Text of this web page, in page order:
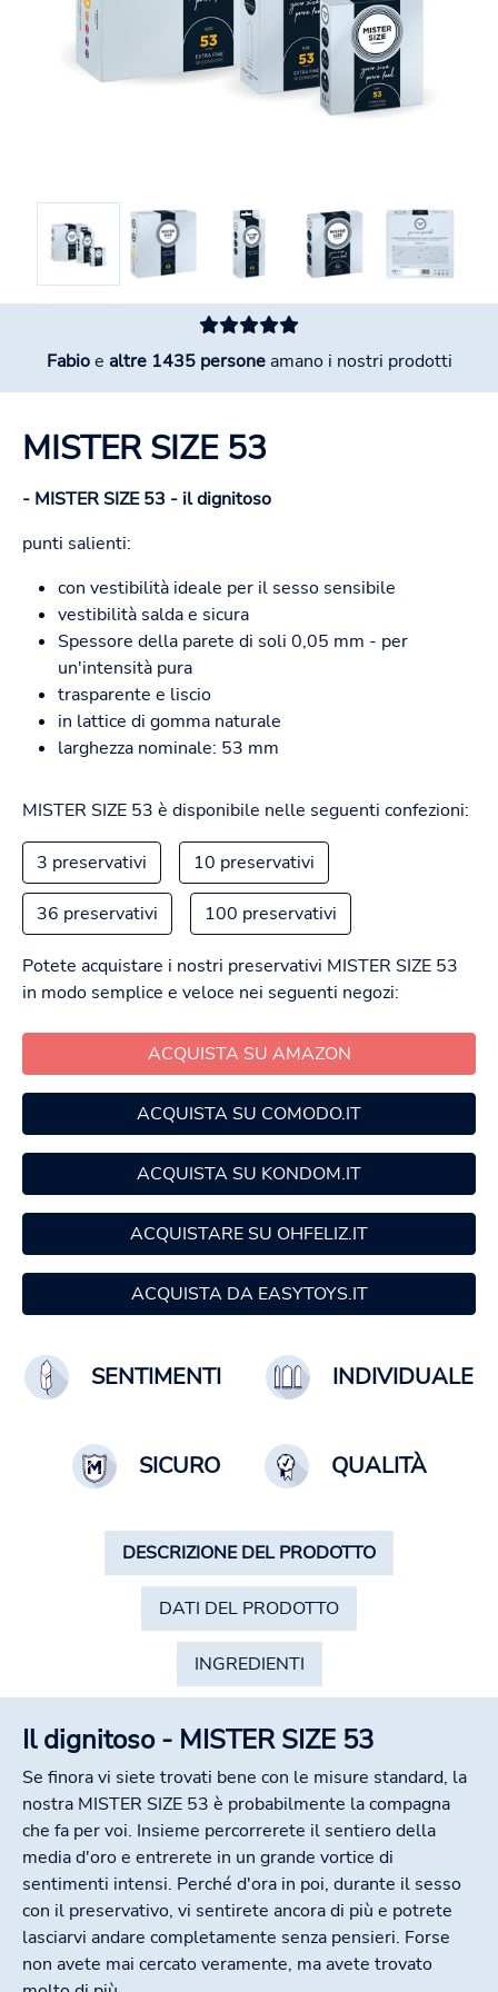
Fabioe altre 1435 personeamano i nostri prodotti
MISTER SIZE 53
- MISTER SIZE 53 - il dignitoso
punti salienti:
con vestibilità ideale per il sesso sensibile
vestibilità salda e sicura
Spessore della parete di soli 0,05 mm - per
un'intensità pura
trasparente e liscio
in lattice di gomma naturale
larghezza nominale: 53 mm
MISTER SIZE 53 è disponibile nelle seguenti confezioni:
3 preservativi 10 preservativi
36 preservativi 100 preservativi
Potete acquistare i nostri preservativi MISTER SIZE 53
in modo semplice e veloce nei seguenti negozi:
ACQUISTA SU AMAZON
ACQUISTA SU COMODO.IT
ACQUISTA SU KONDOM.IT
ACQUISTARE SU OHFELIZ.IT
ACQUISTA DA EASYTOYS.IT
SENTIMENTI INDIVIDUALE
SICURO QUALITÀ
DESCRIZIONE DEL PRODOTTO
DATI DEL PRODOTTO
INGREDIENTI
Il dignitoso - MISTER SIZE 53
Se finora vi siete trovati bene con le misure standard, la
nostra MISTER SIZE 53 è probabilmente la compagna
che fa per voi. Insieme percorrerete il sentiero della
media d'oro e entrerete in un grande vortice di
sentimenti intensi. Perché d'ora in poi, durante il sesso
con il preservativo, vi sentirete ancora di più e potrete
lasciarvi andare completamente senza pensieri. Forse
non avete mai cercato veramente, ma avete trovato